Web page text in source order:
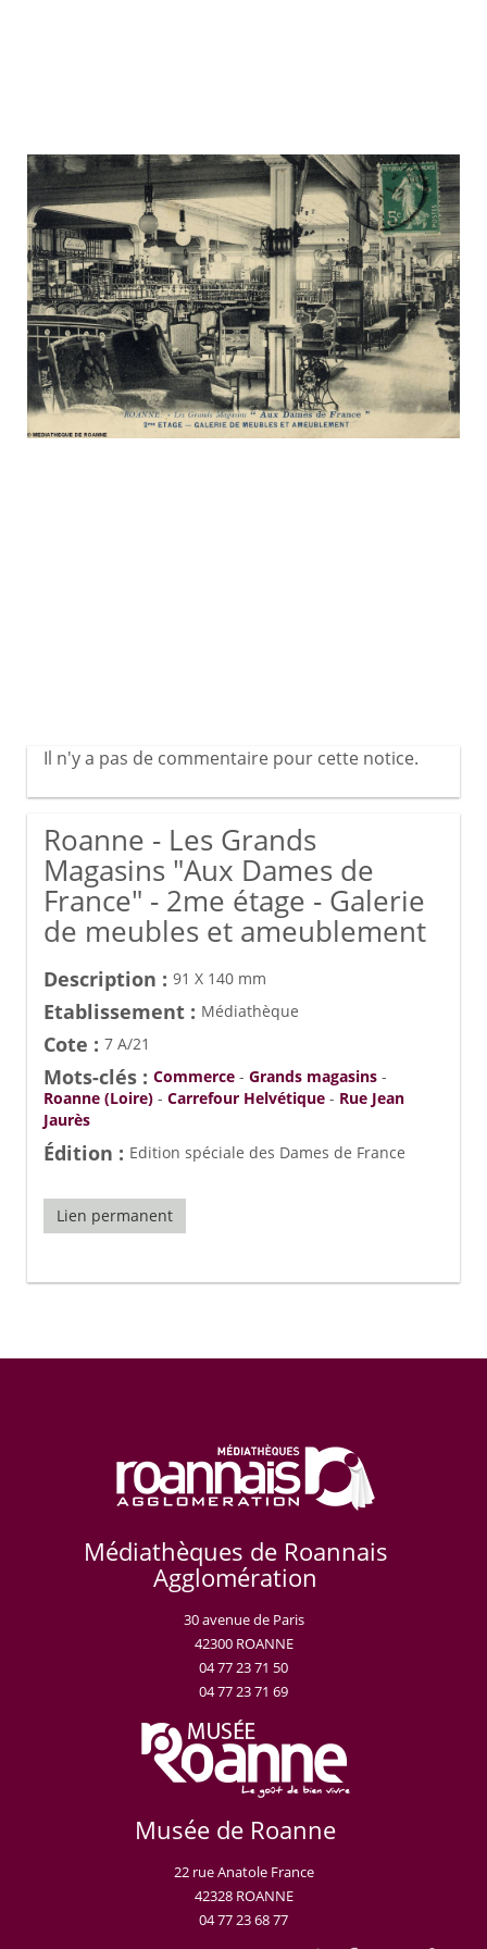
Il n'y a pas de commentaire pour cette notice.
Roanne - Les Grands
Magasins "Aux Dames de
France" - 2me étage - Galerie
de meubles et ameublement
Description : 91 X 140 mm
Etablissement : Médiathèque
Cote : 7 A/21
Mots-clés : Commerce - Grands magasins -
Roanne (Loire) - Carrefour Helvétique - Rue Jean
Jaurès
Édition : Edition spéciale des Dames de France
Lien permanent
Médiathèques de Roannais
Agglomération
30 avenue de Paris
42300 ROANNE
04 77 23 71 50
04 77 23 71 69
Musée de Roanne
22 rue Anatole France
42328 ROANNE
04 77 23 68 77